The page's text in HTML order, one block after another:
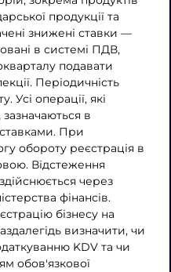
продукції та
знижені ставки —
в системі ПДВ,
подавати
Періодичність
Усі операції, які
в
При
обороту реєстрація в
Відстеження
через
фінансів.
бізнесу на
визначити, чи
KDV та чи
обов'язкової